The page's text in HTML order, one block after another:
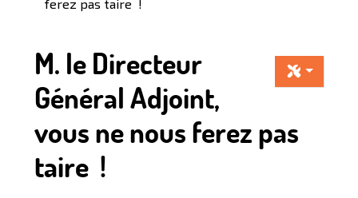
ferez pas taire !
M. le Directeur
Général Adjoint,
vous ne nous ferez pas
taire !